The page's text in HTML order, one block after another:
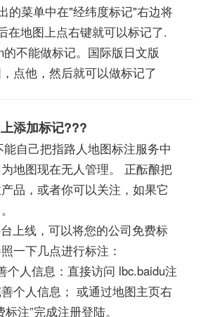
的菜单中在"经纬度标记"右边将
在地图上点右键就可以标记了.
的不能做标记。国际版日文版
点他，然后就可以做标记了
添加标记???
能自己把指路人地图标注服务中
地图现在无人管理。 正酝酿把
品，或者你可以关注，如果它
上线，可以将您的公司免费标
一下几点进行标注：
个人信息：直接访问 lbc.baidu注
个人信息； 或通过地图主页右
注”完成注册登陆。